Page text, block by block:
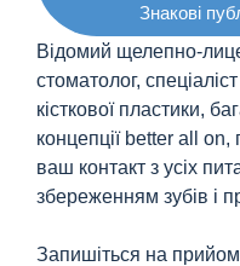
Знакові
Відомий щелепно-
стоматолог,
кісткової пластики,
концепції better all
ваш контакт з усіх
збереженням зубів і
Запишіться на прийом